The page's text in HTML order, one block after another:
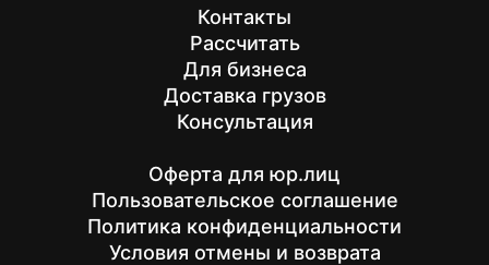
Контакты
Рассчитать
Для бизнеса
Доставка грузов
Консультация
Оферта для юр.лиц
Пользовательское соглашение
Политика конфиденциальности
Условия отмены и возврата